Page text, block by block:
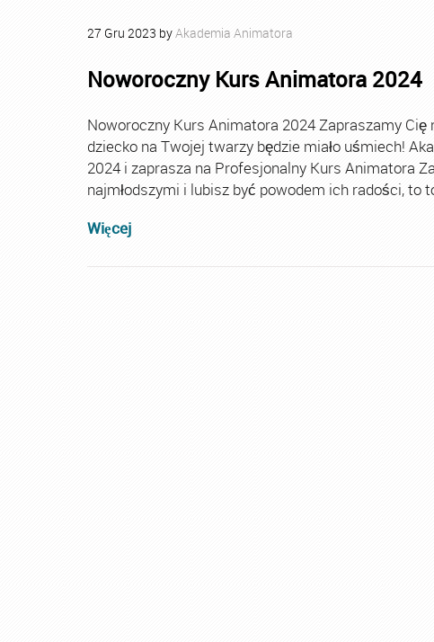
27 Gru 2023 byAkademia Animatora
Noworoczny Kurs Animatora 2024
Noworoczny Kurs Animatora 2024 Zapraszamy Cię
dziecko na Twojej twarzy będzie miało uśmiech!
2024 i zaprasza na Profesjonalny Kurs Animatora
najmłodszymi i lubisz być powodem ich radości, to
Więcej